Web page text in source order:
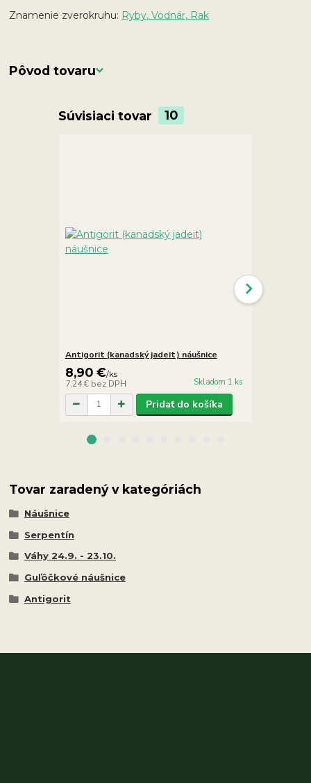
Znamenie zverokruhu: Ryby, Vodnár, Rak
Pôvod tovaru
Súvisiaci tovar 10
Antigorit (kanadský jadeit) náušnice
8,90 €/ks
7,24 € bez DPH Skladom 1 ks
Pridať do košíka
Tovar zaradený v kategóriách
Náušnice
Serpentín
Váhy 24.9. - 23.10.
Guľôčkové náušnice
Antigorit